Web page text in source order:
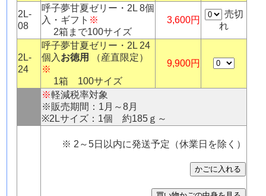
2L-
08
呼子夢甘夏ゼリー・2L 8個
入・ギフト ※
2箱まで100サイズ
3,600円
売切
れ
2L-
24
呼子夢甘夏ゼリー・2L 24
個入 お徳用
（産直限定）
※
1箱 100サイズ
9,900円
※軽減税率対象
※販売期間：1月～8月
※2Lサイズ：1個 約185ｇ～
※ 2～5日以内に発送予定（休業日を除く）